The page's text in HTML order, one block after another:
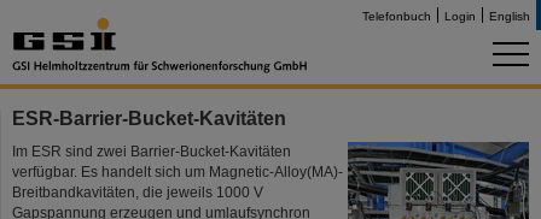
Telefonbuch Login English
ESR-Barrier-Bucket-Kavitäten
Im ESR sind zwei Barrier-Bucket-Kavitäten
verfügbar. Es handelt sich um Magnetic-Alloy(MA)-
Breitbandkavitäten, die jeweils 1000 V
Gapspannung erzeugen und umlaufsynchron